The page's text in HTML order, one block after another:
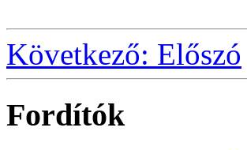
Következő: Előszó
Fordítók